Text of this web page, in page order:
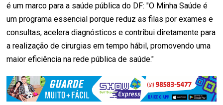
é um marco para a saúde pública do DF: "O Minha Saúde é
um programa essencial porque reduz as filas por exames e
consultas, acelera diagnósticos e contribui diretamente para
a realização de cirurgias em tempo hábil, promovendo uma
maior eficiência na rede pública de saúde."